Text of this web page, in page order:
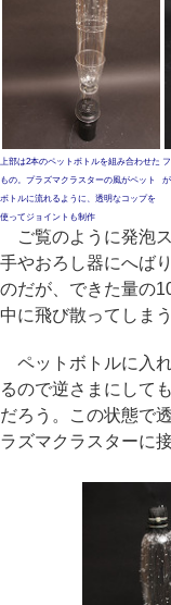
上部は2本のペットボトルを組み合わせた
もの。プラズマクラスターの風がペット
ボトルに流れるように、透明なコップを
使ってジョイントも制作
ご覧のように発泡
手やおろし器にへば
のだが、できた量の
中に飛び散ってしまう
ペットボトルに入
るので逆さまにして
だろう。この状態で
ラズマクラスターに